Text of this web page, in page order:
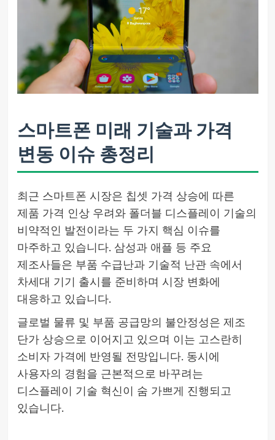
스마트폰 미래 기술과 가격
변동 이슈 총정리
최근 스마트폰 시장은 칩셋 가격 상승에 따른
제품 가격 인상 우려와 폴더블 디스플레이 기술의
비약적인 발전이라는 두 가지 핵심 이슈를
마주하고 있습니다. 삼성과 애플 등 주요
제조사들은 부품 수급난과 기술적 난관 속에서
차세대 기기 출시를 준비하며 시장 변화에
대응하고 있습니다.
글로벌 물류 및 부품 공급망의 불안정성은 제조
단가 상승으로 이어지고 있으며 이는 고스란히
소비자 가격에 반영될 전망입니다. 동시에
사용자의 경험을 근본적으로 바꾸려는
디스플레이 기술 혁신이 숨 가쁘게 진행되고
있습니다.